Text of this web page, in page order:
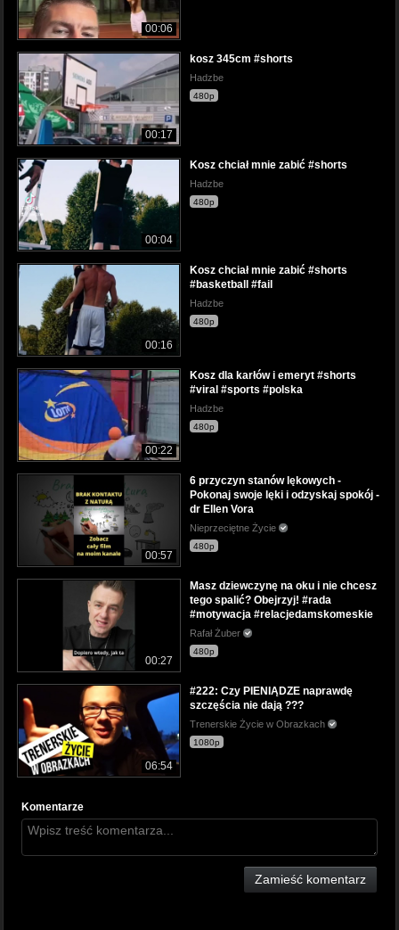
00:06
00:17
kosz 345cm #shorts
Hadzbe
480p
00:04
Kosz chciał mnie zabić #shorts
Hadzbe
480p
00:16
Kosz chciał mnie zabić #shorts
#basketball #fail
Hadzbe
480p
00:22
Kosz dla karłów i emeryt #shorts
#viral #sports #polska
Hadzbe
480p
00:57
6 przyczyn stanów lękowych -
Pokonaj swoje lęki i odzyskaj spokój -
dr Ellen Vora
Nieprzeciętne Życie
480p
00:27
Masz dziewczynę na oku i nie chcesz
tego spalić? Obejrzyj! #rada
#motywacja #relacjedamskomeskie
Rafał Żuber
480p
06:54
#222: Czy PIENIĄDZE naprawdę
szczęścia nie dają ???
Trenerskie Życie w Obrazkach
1080p
Komentarze
Zamieść komentarz